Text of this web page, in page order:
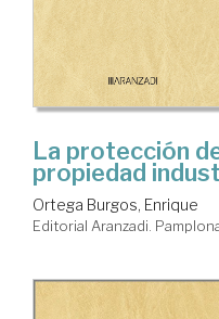
La protección
propiedad
Ortega Burgos, Enrique
Editorial Aranzadi.